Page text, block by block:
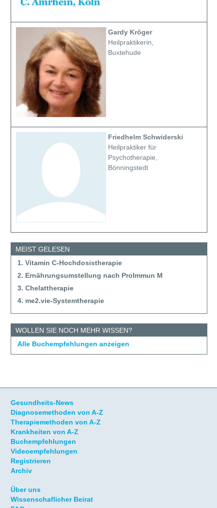
Gardy Kröger
Heilpraktikerin,
Buxtehude
Friedhelm Schwiderski
Heilpraktiker für
Psychotherapie,
Bönningstedt
MEIST GELESEN
1. Vitamin C-Hochdosistherapie
2. Ernährungsumstellung nach ProImmun M
3. Chelattherapie
4. me2.vie-Systemtherapie
WOLLEN SIE NOCH MEHR WISSEN?
Alle Buchempfehlungen anzeigen
Gesundheits-News
Diagnosemethoden von A-Z
Therapiemethoden von A-Z
Krankheiten von A-Z
Buchempfehlungen
Videoempfehlungen
Registrieren
Archiv
Über uns
Wissenschaflicher Beirat